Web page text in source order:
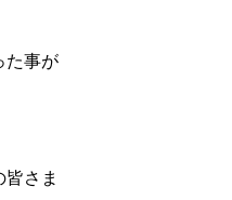
た事が
さま